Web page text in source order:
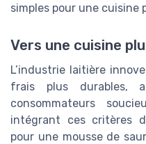
simples pour une cuisine
Vers une cuisine
L’industrie laitière
frais plus durables,
consommateurs
intégrant ces critères
pour une mousse de